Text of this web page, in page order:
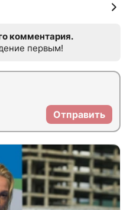
комментария.
первым!
Отправить